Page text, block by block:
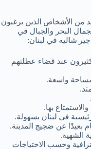
من الأشخاص الذين يرغبون
البحر والجبال في
شاليه في لبنان:
عند قضاء عطلتهم
واسعة.
بها.
في لبنان بسهولة.
بعيدًا عن ضجيج المدينة.
الشهية.
وحسب الاحتياجات